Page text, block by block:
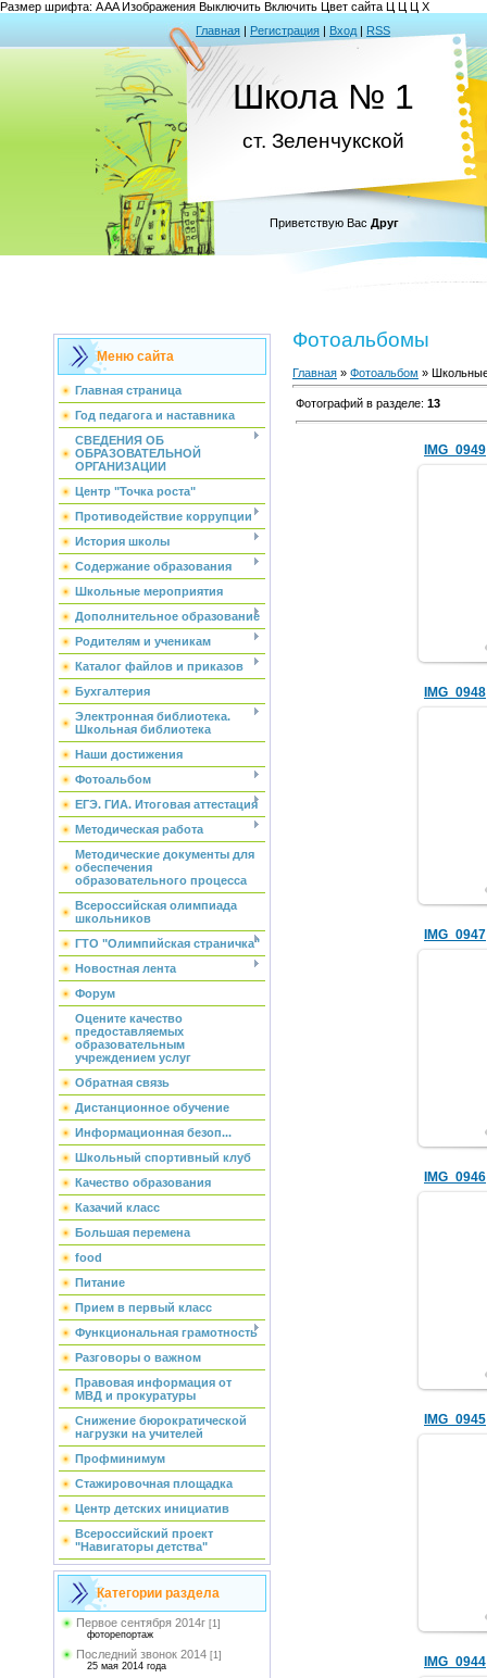
Размер шрифта: AAAИзображения Выключить Включить Цвет сайта Ц Ц Ц Х
Главная | Регистрация | Вход | RSS
Школа № 1
ст. Зеленчукской
Приветствую Вас Друг
Меню сайта
Главная страница
Год педагога и наставника
СВЕДЕНИЯ ОБ
ОБРАЗОВАТЕЛЬНОЙ
ОРГАНИЗАЦИИ
Центр "Точка роста"
Противодействие коррупции
История школы
Содержание образования
Школьные мероприятия
Дополнительное образование
Родителям и ученикам
Каталог файлов и приказов
Бухгалтерия
Электронная библиотека.
Школьная библиотека
Наши достижения
Фотоальбом
ЕГЭ. ГИА. Итоговая аттестация
Методическая работа
Методические документы для
обеспечения
образовательного процесса
Всероссийская олимпиада
школьников
ГТО "Олимпийская страничка"
Новостная лента
Форум
Оцените качество
предоставляемых
образовательным
учреждением услуг
Обратная связь
Дистанционное обучение
Информационная безоп...
Школьный спортивный клуб
Качество образования
Казачий класс
Большая перемена
food
Питание
Прием в первый класс
Функциональная грамотность
Разговоры о важном
Правовая информация от
МВД и прокуратуры
Снижение бюрократической
нагрузки на учителей
Профминимум
Стажировочная площадка
Центр детских инициатив
Всероссийский проект
"Навигаторы детства"
Категории раздела
Первое сентября 2014г [1]
фоторепортаж
Последний звонок 2014 [1]
25 мая 2014 года
Фотоальбомы
Главная » Фотоальбом »
Фотографий в разделе: 13
IMG_0949
IMG_0948
IMG_0947
IMG_0946
IMG_0945
IMG_0944